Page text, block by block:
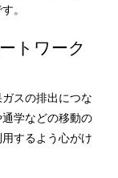
。
トワーク
スの排出につな
学などの移動の
するよう心がけ